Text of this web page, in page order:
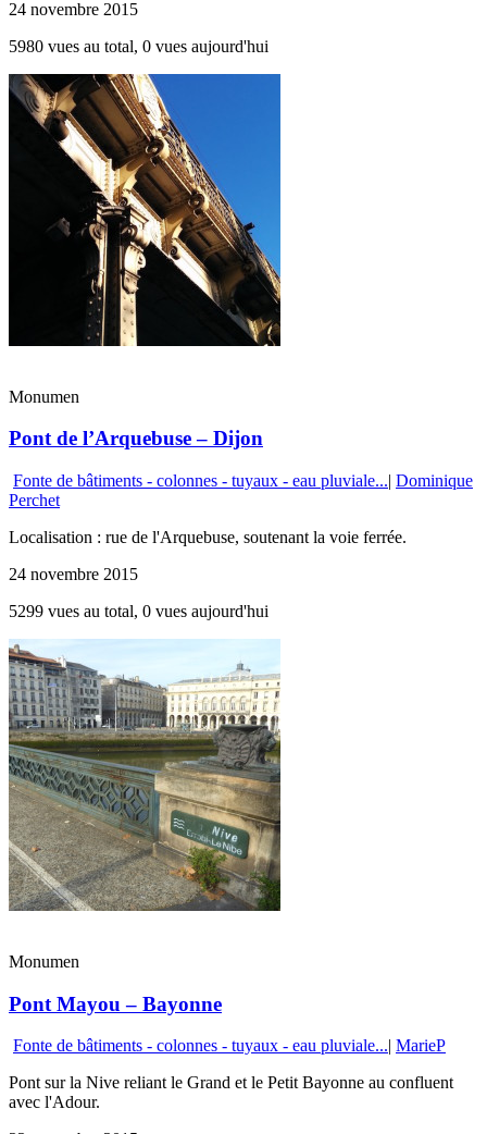
24 novembre 2015
5980 vues au total, 0 vues aujourd'hui
Monumen
Pont de l’Arquebuse – Dijon
Fonte de bâtiments - colonnes - tuyaux - eau pluviale...| Dominique
Perchet
Localisation : rue de l'Arquebuse, soutenant la voie ferrée.
24 novembre 2015
5299 vues au total, 0 vues aujourd'hui
Monumen
Pont Mayou – Bayonne
Fonte de bâtiments - colonnes - tuyaux - eau pluviale...| MarieP
Pont sur la Nive reliant le Grand et le Petit Bayonne au confluent
avec l'Adour.